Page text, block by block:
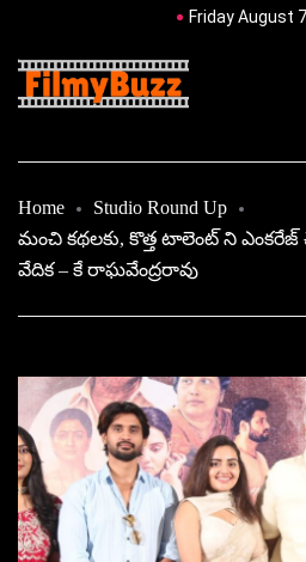
Friday August
Home
Studio Round Up
మంచి కథలకు, కొత్త టాలెంట్ ని
వేదిక – కే రాఘవేంద్రరావు